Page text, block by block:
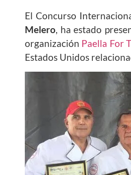
El Concurso
Melero, ha estado
organización Paella For
Estados Unidos